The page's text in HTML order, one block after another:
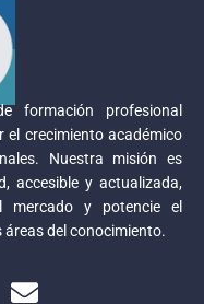
formación profesional
el crecimiento académico
Nuestra misión es
accesible y actualizada,
mercado y potencie el
del conocimiento.